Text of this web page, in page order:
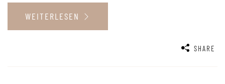
WEITERLESEN
SHARE